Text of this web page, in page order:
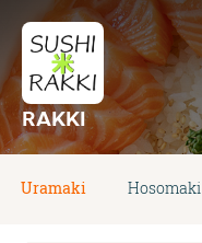
RAKKI
Uramaki Hosomaki